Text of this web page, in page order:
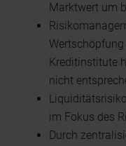
Marktwert um
Kreditinstitute
nicht
im Fokus des
Durch